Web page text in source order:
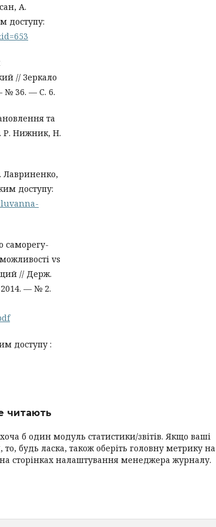
А.
доступу:
// Зеркало
№ 36. — С. 6.
та
Р. Нижник, Н.
Лавриненко,
доступу:
саморегу-
vs
// Держ.
— № 2.
доступу :
читають
б один модуль статистики/звітів. Якщо ваші
будь ласка, також оберіть головну метрику на
сторінках налаштування менеджера журналу.